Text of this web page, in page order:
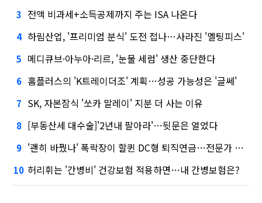
3 전액 비과세+소득공제까지 주는 ISA 나온다
4 하림산업, '프리미엄 분식' 도전 접나…사라진 '멜팅피스'
5 메디큐브·아누아·리르, '눈물 세럼' 생산 중단한다
6 홈플러스의 'K트레이더조' 계획…성공 가능성은 '글쎄'
7 SK, 자본잠식 '쏘카 말레이' 지분 더 사는 이유
8 [부동산세 대수술]'2년내 팔아라'…뒷문은 열었다
9 '괜히 바꿨나' 폭락장이 할퀸 DC형 퇴직연금…전문가 조언은
10 허리휘는 '간병비' 건강보험 적용하면…내 간병보험은?